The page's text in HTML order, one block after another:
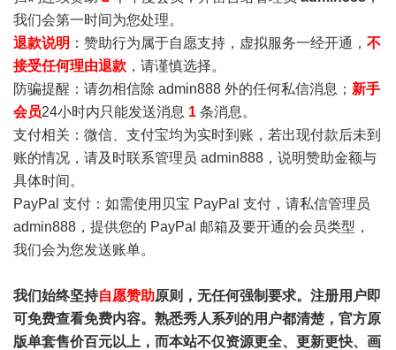
我们会第一时间为您处理。
退款说明 ：赞助行为属于自愿支持，虚拟服务一经开通， 不
接受任何理由退款 ，请谨慎选择。
防骗提醒：请勿相信除 admin888 外的任何私信消息； 新手
会员24小时内只能发送消息 1 条消息。
支付相关：微信、支付宝均为实时到账，若出现付款后未到
账的情况，请及时联系管理员 admin888，说明赞助金额与
具体时间。
PayPal 支付：如需使用贝宝 PayPal 支付，请私信管理员
admin888，提供您的 PayPal 邮箱及要开通的会员类型，
我们会为您发送账单。
我们始终坚持自愿赞助原则，无任何强制要求。注册用户即
可免费查看免费内容。熟悉秀人系列的用户都清楚，官方原
版单套售价百元以上，而本站不仅资源更全、更新更快、画